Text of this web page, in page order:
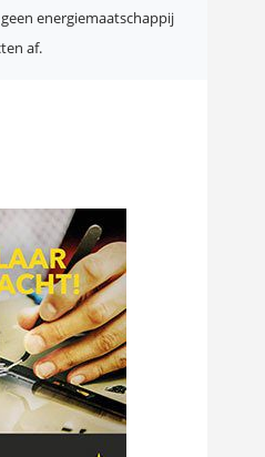
energiemaatschappij
af.